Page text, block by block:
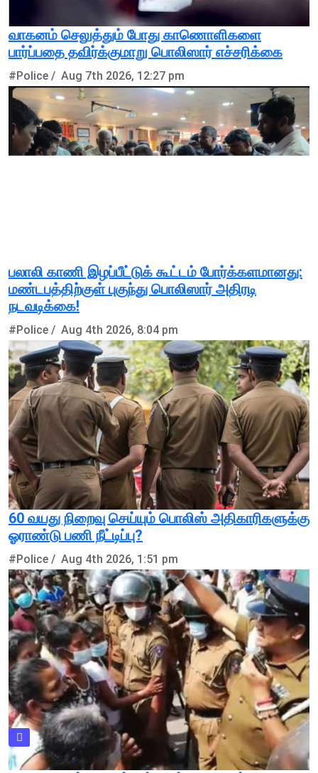
வாகனம் செலுத்தும் போது காணொளிகளை
பார்ப்பதை தவிர்க்குமாறு பொலிஸார் எச்சரிக்கை
#Police / Aug 7th 2026, 12:27 pm
பலாலி காணி இழப்பீட்டுக் கூட்டம் போர்க்களமானது:
மண்டபத்திற்குள் புகுந்து பொலிஸார் அதிரடி
நடவடிக்கை!
#Police / Aug 4th 2026, 8:04 pm
60 வயது நிறைவு செய்யும் பொலிஸ் அதிகாரிகளுக்கு
ஓராண்டு பணி நீட்டிப்பு?
#Police / Aug 4th 2026, 1:51 pm